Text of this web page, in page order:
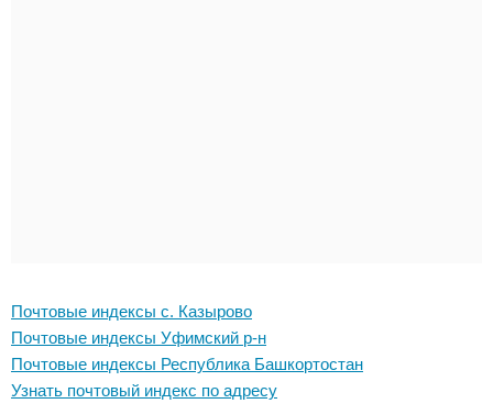
Почтовые индексы с. Казырово
Почтовые индексы Уфимский р-н
Почтовые индексы Республика Башкортостан
Узнать почтовый индекс по адресу